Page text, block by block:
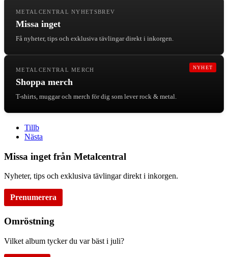
METALCENTRAL NYHETSBREV
Missa inget
Få nyheter, tips och exklusiva tävlingar direkt i inkorgen.
NYHET
METALCENTRAL MERCH
Shoppa merch
T-shirts, muggar och merch för dig som lever rock & metal.
Tillb
Nästa
Missa inget från Metalcentral
Nyheter, tips och exklusiva tävlingar direkt i inkorgen.
Prenumerera
Omröstning
Vilket album tycker du var bäst i juli?